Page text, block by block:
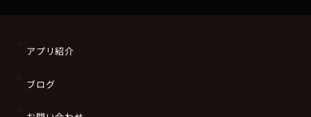
アプリ紹介
ブログ